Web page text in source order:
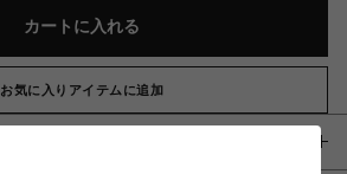
カートに入れる
お気に入りアイテムに追加